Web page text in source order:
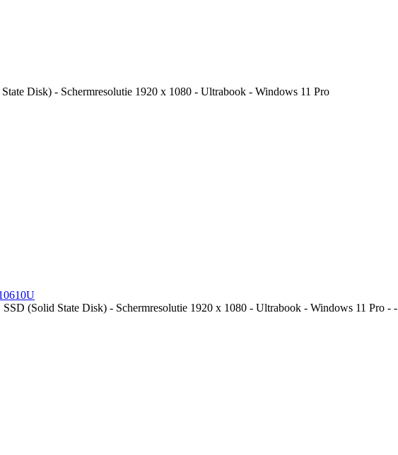
Disk) - Schermresolutie 1920 x 1080 - Ultrabook - Windows 11 Pro
(Solid State Disk) - Schermresolutie 1920 x 1080 - Ultrabook - Windows 11 Pro - -